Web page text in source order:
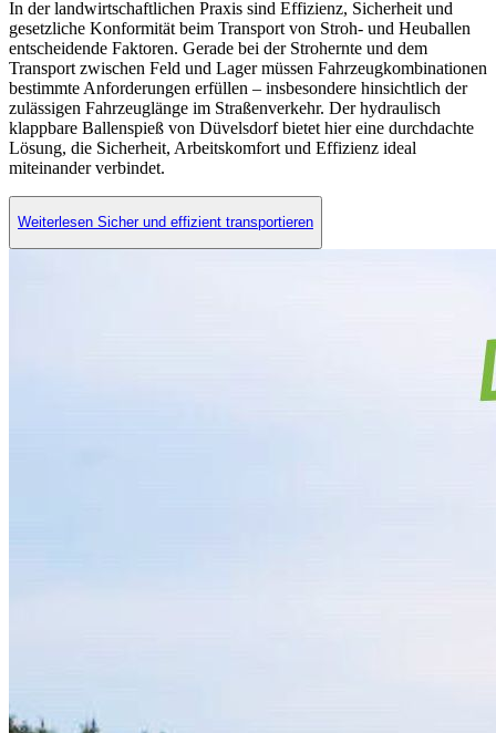
In der landwirtschaftlichen Praxis sind Effizienz, Sicherheit und
gesetzliche Konformität beim Transport von Stroh- und Heuballen
entscheidende Faktoren. Gerade bei der Strohernte und dem
Transport zwischen Feld und Lager müssen Fahrzeugkombinationen
bestimmte Anforderungen erfüllen – insbesondere hinsichtlich der
zulässigen Fahrzeuglänge im Straßenverkehr. Der hydraulisch
klappbare Ballenspieß von Düvelsdorf bietet hier eine durchdachte
Lösung, die Sicherheit, Arbeitskomfort und Effizienz ideal
miteinander verbindet.
Weiterlesen Sicher und effizient transportieren